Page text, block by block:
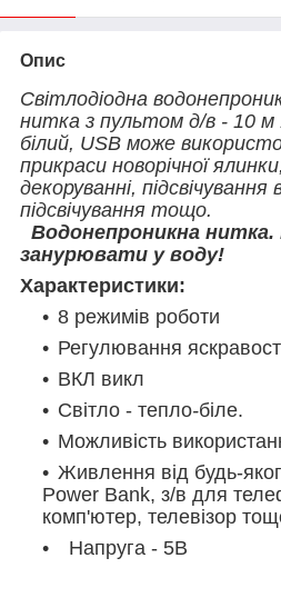
Опис
Світлодіодна
нитка з пультом д/в - 10
білий, USB може
прикраси новорічної
декоруванні, підсвічування
підсвічування тощо.
Водонепроникна
занурювати у воду!
Характеристики:
8 режимів роботи
Регулювання
ВКЛ викл
Світло - тепло-біле.
Можливість
Живлення від будь-
Power Bank, з/в для
комп'ютер, телевізор
Напруга - 5В